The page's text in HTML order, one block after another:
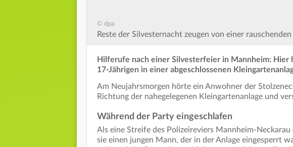
© dpa
Reste der Silvesternacht zeugen von einer
Hilferufe nach einer Silvesterfeier in Mannheim: Hier
17-Jährigen in einer abgeschlossenen
Am Neujahrsmorgen hörte ein Anwohner der
Richtung der nahegelegenen Kleingartenanlage und
Während der Party eingeschlafen
Als eine Streife des Polizeireviers Mannheim-
sie einen jungen Mann, der in der Anlage eingesperrt